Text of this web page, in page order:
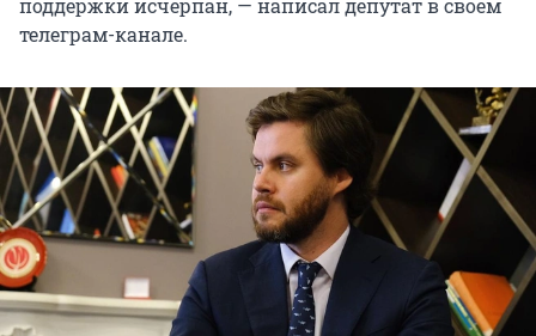
поддержки исчерпан, — написал депутат в своем
телеграм-канале.